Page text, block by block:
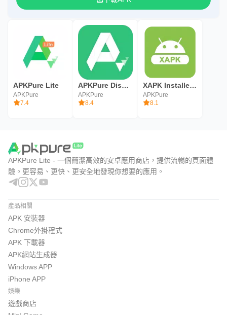
APKPure Lite
APKPure
7.4
APKPure Discovery
APKPure
8.4
XAPK Installer and Manager
APKPure
8.1
APKPure Lite - 一個簡潔高效的安卓應用商店，提供流暢的頁面體
驗。更容易、更快、更安全地發現你想要的應用。
產品相關
APK 安裝器
Chrome外掛程式
APK 下載器
APK網站生成器
Windows APP
iPhone APP
娛樂
遊戲商店